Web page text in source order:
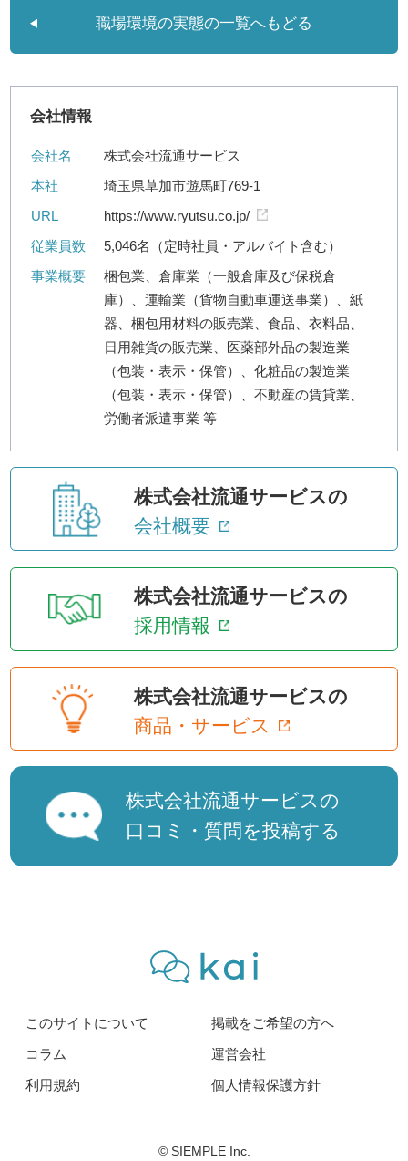
職場環境の実態の一覧へもどる
会社情報
会社名
株式会社流通サービス
本社
埼玉県草加市遊馬町769-1
URL
https://www.ryutsu.co.jp/
従業員数
5,046名（定時社員・アルバイト含む）
事業概要
梱包業、倉庫業（一般倉庫及び保税倉
庫）、運輸業（貨物自動車運送事業）、紙
器、梱包用材料の販売業、食品、衣料品、
日用雑貨の販売業、医薬部外品の製造業
（包装・表示・保管）、化粧品の製造業
（包装・表示・保管）、不動産の賃貸業、
労働者派遣事業 等
株式会社流通サービスの
会社概要
株式会社流通サービスの
採用情報
株式会社流通サービスの
商品・サービス
株式会社流通サービスの
口コミ・質問を投稿する
このサイトについて
掲載をご希望の方へ
コラム
運営会社
利用規約
個人情報保護方針
© SIEMPLE Inc.